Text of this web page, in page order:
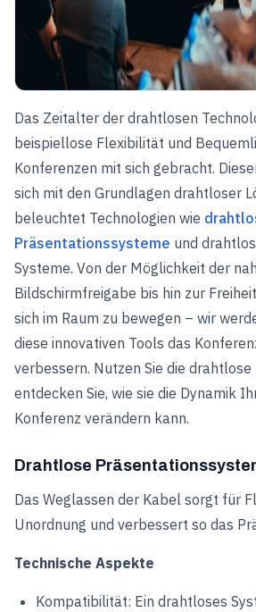
Das Zeitalter der drahtlosen
beispiellose Flexibilität und
Konferenzen mit sich gebracht.
sich mit den Grundlagen drahtloser
beleuchtet Technologien wie
Präsentationssysteme und
Systeme. Von der Möglichkeit der
Bildschirmfreigabe bis hin zur
sich im Raum zu bewegen – wir
diese innovativen Tools das
verbessern. Nutzen Sie die drahtlose
entdecken Sie, wie sie die Dynamik
Konferenz verändern kann.
Drahtlose
Das Weglassen der Kabel sorgt für
Unordnung und verbessert so das
Technische Aspekte
Kompatibilität: Ein drahtloses